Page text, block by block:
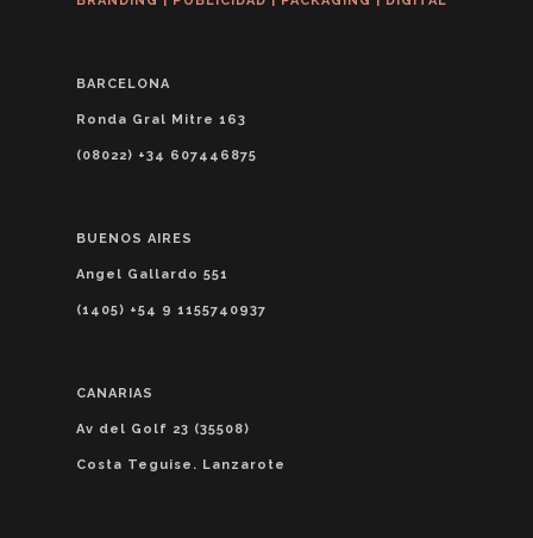
BARCELONA
Ronda Gral Mitre 163
(08022) +34 607446875
BUENOS AIRES
Angel Gallardo 551
(1405) +54 9 1155740937
CANARIAS
Av del Golf 23 (35508)
Costa Teguise. Lanzarote